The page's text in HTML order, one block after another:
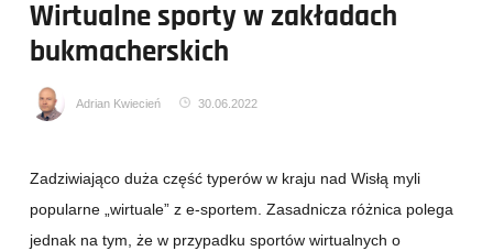
Wirtualne sporty w zakładach
bukmacherskich
Adrian Kwiecień 30.06.2022
Zadziwiająco duża część typerów w kraju nad Wisłą myli
popularne „wirtuale” z e-sportem. Zasadnicza różnica polega
jednak na tym, że w przypadku sportów wirtualnych o